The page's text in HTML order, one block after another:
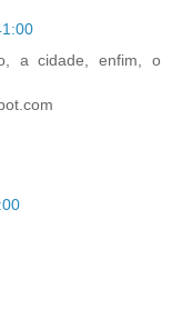
a cidade, enfim, o